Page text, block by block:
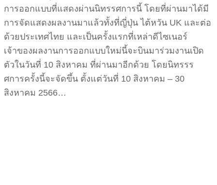
การออกแบบที่แสดงผ่านนิทรรศการนี้​ โดยที่ผ่านมาได้มี
การจัดแสดงผลงานมาแล้วทั้งที่ญี่ปุ่น​ ไต้หวัน​ UK และต่อ
ด้วยประเทศไทย และเป็นครั้งแรกที่เหล่าดีไซเนอร์
เจ้าของผลงานการออกแบบใหม่นี้จะบินมาร่วมงานเปิด
ตัวในวันที่ 10 สิงหาคม ที่ผ่านมาอีกด้วย ​โดยนิทรรร
ศการครั้งนี้จะจัดขึ้น ตั้งแต่วันที่ 10 สิงหาคม – 30
สิงหาคม​ 2566…